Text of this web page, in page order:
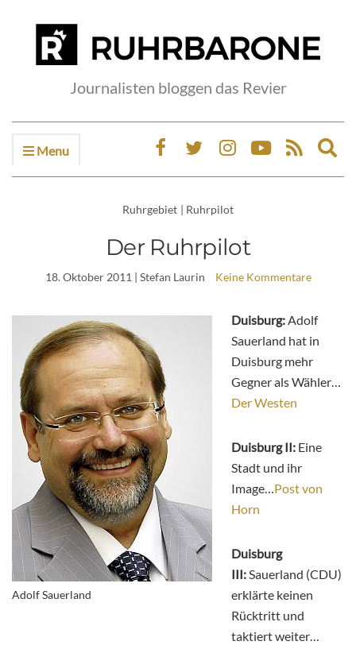
Journalisten bloggen das Revier
Menu
Ruhrgebiet | Ruhrpilot
Der Ruhrpilot
18. Oktober 2011 | Stefan Laurin Keine Kommentare
Adolf Sauerland
Duisburg:Adolf
Sauerland hat in
Duisburg mehr
Gegner als Wähler…
Der Westen
Duisburg II: Eine
Stadt und ihr
Image…Post von
Horn
Duisburg
III:Sauerland (CDU)
erklärte keinen
Rücktritt und
taktiert weiter…